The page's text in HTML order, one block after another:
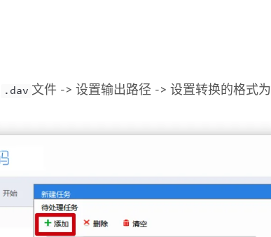
.dav 文件 -> 设置输出路径 -> 设置转换的格式为